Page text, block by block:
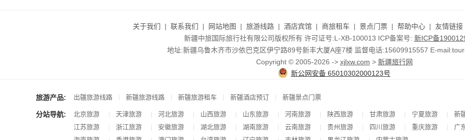
关于我们 | 联系我们 | 网站地图 | 旅游线路 | 酒店宾馆 | 商旅租车 | 景点门票 | 帮助中心 | 友情链接
新疆中旅国际旅行社有限公司版权所有 许可证号:L-XB-100013 ICP备案号: 新ICP备
地址:新疆乌鲁木齐市沙依巴克区伊宁路89号新丰大厦A座7楼 监督电话:15609915557 E-
Copyright © 2005-2026 -> xjlxw.com > 新疆旅行网
新公网安备 65010302000123号
旅游产品: 出疆旅游线路 | 新疆旅游线路 | 新疆旅游租车 | 新疆酒店预订 | 新疆景点门票
分站导航: 北京旅游 | 天津旅游 | 河北旅游 | 山西旅游 | 山东旅游 | 河南旅游 | 陕西旅游 | 甘肃旅游 | 宁夏旅游 | 新
江苏旅游 | 浙江旅游 | 安徽旅游 | 湖北旅游 | 湖南旅游 | 云南旅游 | 贵州旅游 | 四川旅游 | 重庆旅游 | 广